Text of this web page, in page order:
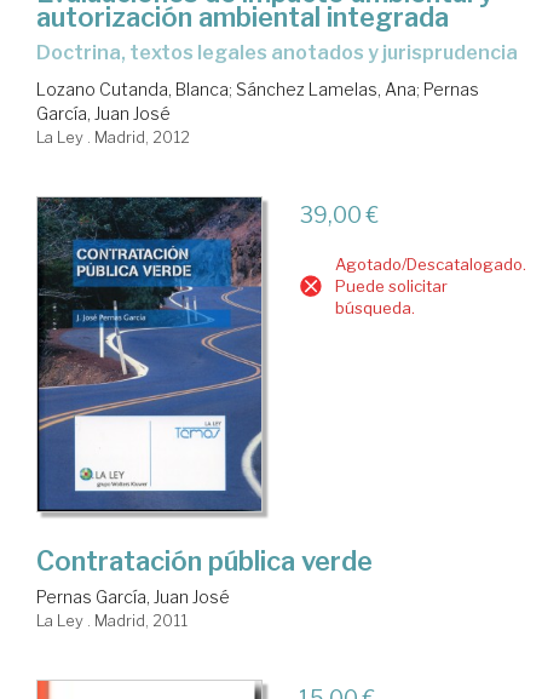
autorización ambiental integrada
doctrina, textos legales anotados y jurisprudencia
Lozano Cutanda, Blanca; Sánchez Lamelas, Ana; Pernas
García, Juan José
La Ley . Madrid, 2012
39,00 €
Agotado/Descatalogado.
Puede solicitar
búsqueda.
Contratación pública verde
Pernas García, Juan José
La Ley . Madrid, 2011